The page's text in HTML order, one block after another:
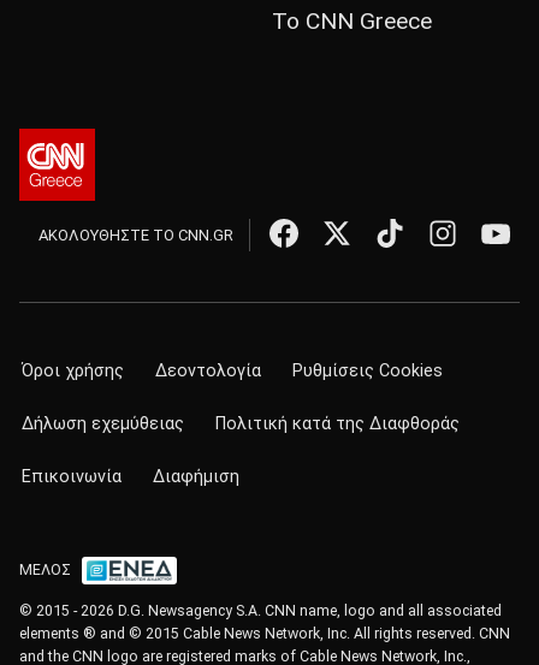
Το CNN Greece
ΑΚΟΛΟΥΘΗΣΤΕ ΤΟ CNN.GR
Όροι χρήσης Δεοντολογία Ρυθμίσεις Cookies
Δήλωση εχεμύθειας Πολιτική κατά της Διαφθοράς
Επικοινωνία Διαφήμιση
ΜΕΛΟΣ
© 2015 - 2026 D.G. Newsagency S.A. CNN name, logo and all associated
elements ® and © 2015 Cable News Network, Inc. All rights reserved. CNN
and the CNN logo are registered marks of Cable News Network, Inc.,